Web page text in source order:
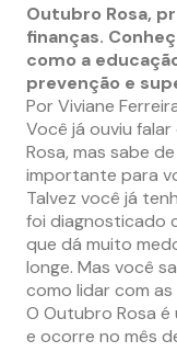
Outubro Rosa,
finanças.
como a
prevenção e
Por Viviane
Você já ouviu
Rosa, mas sabe
importante para
Talvez você já
foi diagnosticado
que dá muito
longe. Mas você
como lidar com
O Outubro Rosa
e ocorre no mês